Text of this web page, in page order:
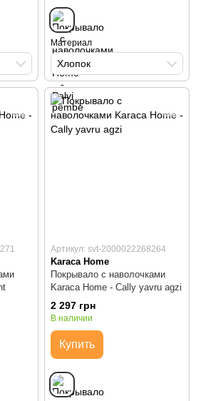
Материал
Хлопок
Артикул: svt-2000022268264
Karaca Home
Покрывало с наволочками
Karaca Home - Cally yavru agzi
2 297 грн
В наличии
Купить